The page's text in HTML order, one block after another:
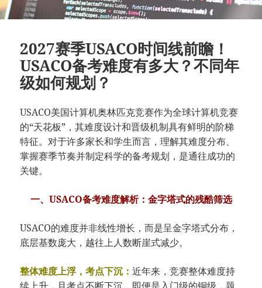
2027赛季USACO时间线前瞻！
USACO备考难度有多大？不同年
级如何规划？
USACO美国计算机奥林匹克竞赛作为全球计算机竞赛
的“天花板”，其难度设计和晋级机制具有鲜明的阶梯
特征。对于许多家长和学生而言，理解其难度分布、
掌握赛季节奏并制定科学的备考规划，是通往成功的
关键。
一、USACO备考难度解析：金字塔式的残酷筛选
USACO的难度并非线性增长，而是呈金字塔式分布，
底层基数庞大，越往上人数断崖式减少。
整体难度上浮，考点下沉：近年来，竞赛整体难度持
续上升，且考点不断下沉。即便是入门级的铜级，题